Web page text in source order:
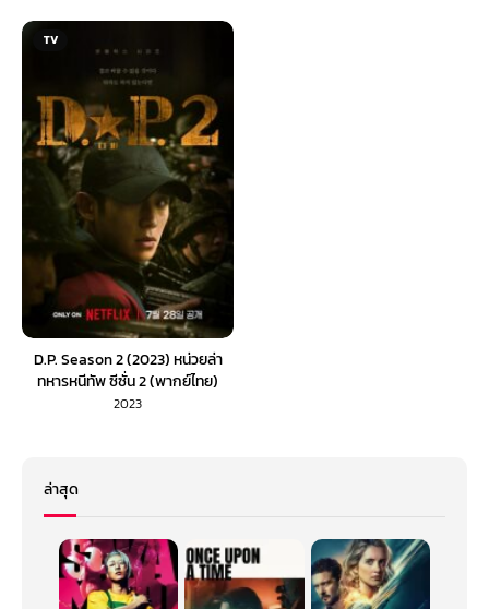
TV
D.P. Season 2 (2023) หน่วยล่า
ทหารหนีทัพ ซีซั่น 2 (พากย์ไทย)
EP.1-6
2023
ล่าสุด